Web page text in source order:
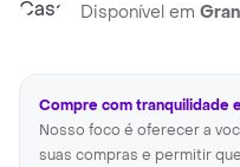
Disponível em
Compre com tranquilidade
Nosso foco é oferecer a
suas compras e permitir